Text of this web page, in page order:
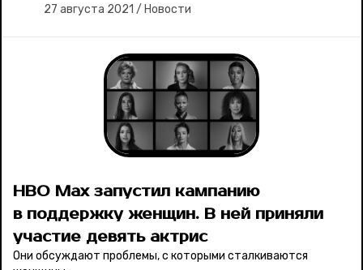
27 августа 2021 / Новости
HBO Max запустил кампанию
в поддержку женщин. В ней приняли
участие девять актрис
Они обсуждают проблемы, с которыми сталкиваются